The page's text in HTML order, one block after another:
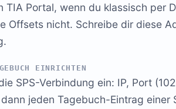
TIA Portal, wenn du klassisch per
Offsets nicht. Schreibe dir diese
EINRICHTEN
SPS-Verbindung ein: IP, Port
jeden Tagebuch-Eintrag einer